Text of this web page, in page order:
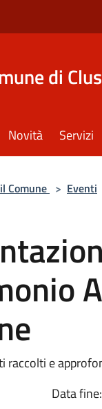
di
Novità Servizi
Comune > Eventi
raccolti e
Data fine: